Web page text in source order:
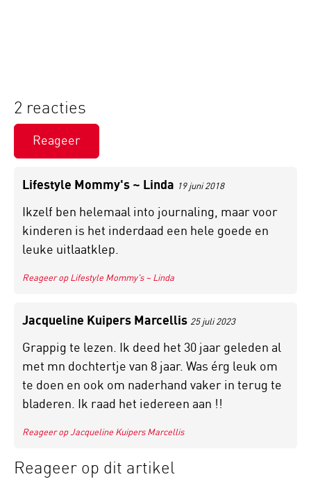
2 reacties
Reageer
Lifestyle Mommy's ~ Linda 19 juni 2018
Ikzelf ben helemaal into journaling, maar voor
kinderen is het inderdaad een hele goede en
leuke uitlaatklep.
Reageer op Lifestyle Mommy's ~ Linda
Jacqueline Kuipers Marcellis 25 juli 2023
Grappig te lezen. Ik deed het 30 jaar geleden al
met mn dochtertje van 8 jaar. Was érg leuk om
te doen en ook om naderhand vaker in terug te
bladeren. Ik raad het iedereen aan !!
Reageer op Jacqueline Kuipers Marcellis
Reageer op dit artikel